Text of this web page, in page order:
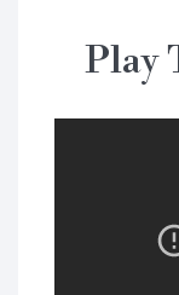
Play